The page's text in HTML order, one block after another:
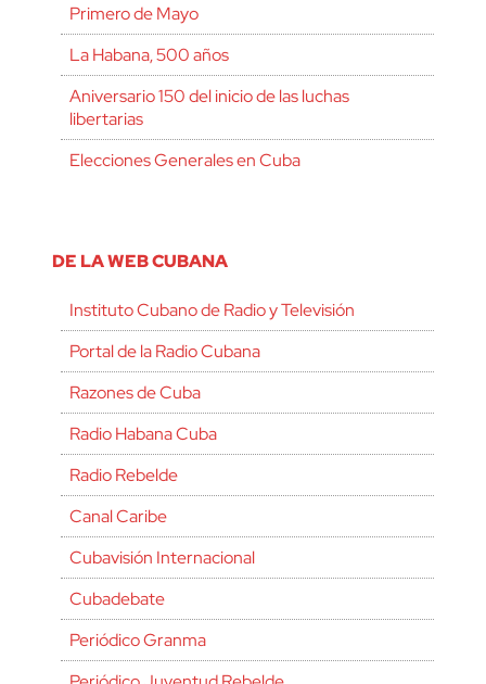
Primero de Mayo
La Habana, 500 años
Aniversario 150 del inicio de las luchas
libertarias
Elecciones Generales en Cuba
DE LA WEB CUBANA
Instituto Cubano de Radio y Televisión
Portal de la Radio Cubana
Razones de Cuba
Radio Habana Cuba
Radio Rebelde
Canal Caribe
Cubavisión Internacional
Cubadebate
Periódico Granma